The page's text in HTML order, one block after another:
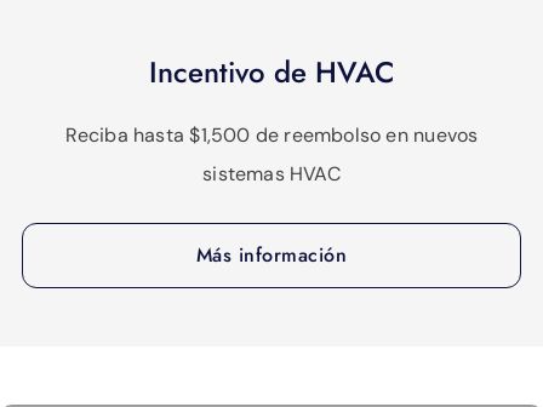
Incentivo de HVAC
Reciba hasta $1,500 de reembolso en nuevos
sistemas HVAC
Más información